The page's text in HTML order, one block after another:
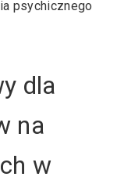
psychicznego
dla
na
w